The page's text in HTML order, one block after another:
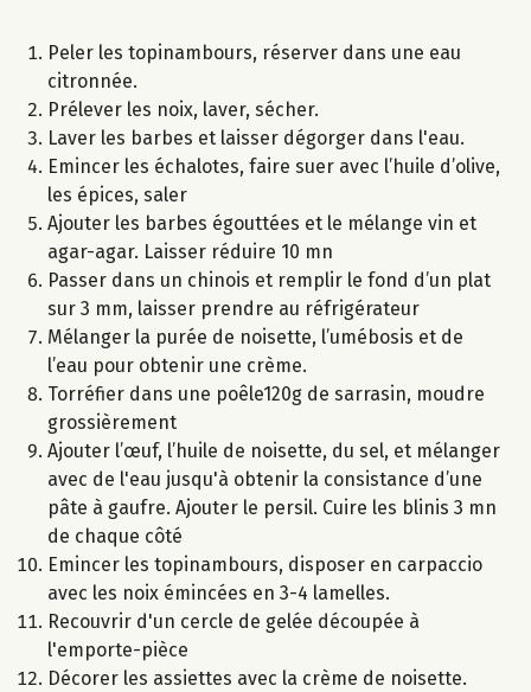
Peler les topinambours, réserver dans une eau
citronnée.
Prélever les noix, laver, sécher.
Laver les barbes et laisser dégorger dans l'eau.
Emincer les échalotes, faire suer avec l’huile d’olive,
les épices, saler
Ajouter les barbes égouttées et le mélange vin et
agar-agar. Laisser réduire 10 mn
Passer dans un chinois et remplir le fond d’un plat
sur 3 mm, laisser prendre au réfrigérateur
Mélanger la purée de noisette, l’umébosis et de
l’eau pour obtenir une crème.
Torréfier dans une poêle120g de sarrasin, moudre
grossièrement
Ajouter l’œuf, l’huile de noisette, du sel, et mélanger
avec de l'eau jusqu'à obtenir la consistance d’une
pâte à gaufre. Ajouter le persil. Cuire les blinis 3 mn
de chaque côté
Emincer les topinambours, disposer en carpaccio
avec les noix émincées en 3-4 lamelles.
Recouvrir d'un cercle de gelée découpée à
l'emporte-pièce
Décorer les assiettes avec la crème de noisette.